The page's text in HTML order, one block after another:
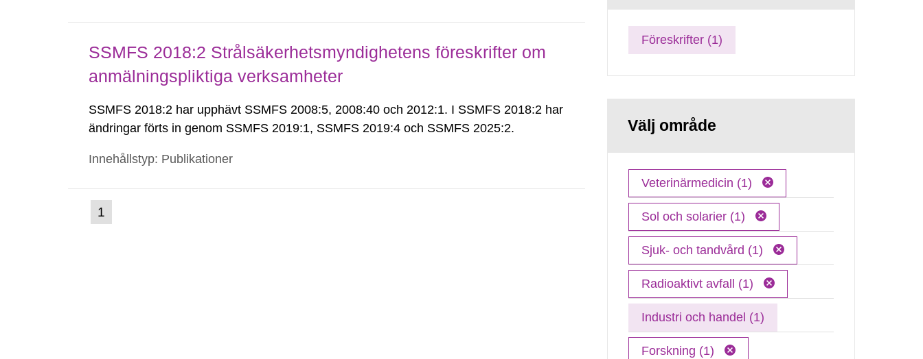
SSMFS 2018:2 Strålsäkerhetsmyndighetens föreskrifter om
anmälningspliktiga verksamheter
SSMFS 2018:2 har upphävt SSMFS 2008:5, 2008:40 och 2012:1. I SSMFS 2018:2 har
ändringar förts in genom SSMFS 2019:1, SSMFS 2019:4 och SSMFS 2025:2.
Innehållstyp: Publikationer
Gå
till
1
Föreskrifter (1)
Välj område
Veterinärmedicin (1)
Sol och solarier (1)
Sjuk- och tandvård (1)
Radioaktivt avfall (1)
Industri och handel (1)
Forskning (1)